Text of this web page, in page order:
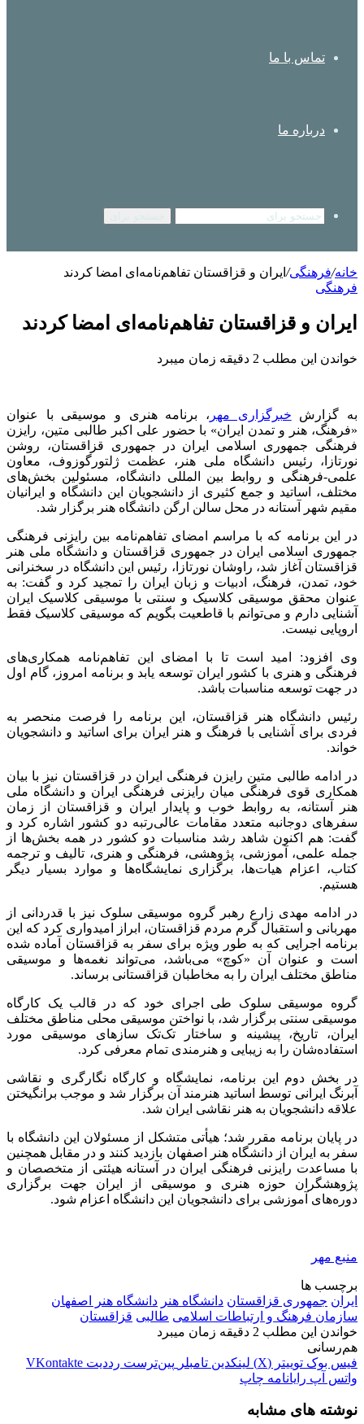
تماس با ما
درباره ما
خانه/فرهنگی/ ایران و قزاقستان تفاهم‌نامه‌ای امضا کردند
فرهنگی
ایران و قزاقستان تفاهم‌نامه‌ای امضا کردند
خواندن این مطلب 2 دقیقه زمان میبرد
به گزارش خبرگزاری مهر ، برنامه هنری و موسیقی با عنوان
«فرهنگ، هنر و تمدن ایران» با حضور علی اکبر طالبی متین، رایزن
فرهنگی جمهوری اسلامی ایران در جمهوری قزاقستان، روشن
نورتازا، رئیس دانشگاه ملی هنر، عظمت ژلتورگوزوف، معاون
علمی-فرهنگی و روابط بین المللی دانشگاه، مسئولین بخش‌های
مختلف، اساتید و جمع کثیری از دانشجویان این دانشگاه و ایرانیان
مقیم شهر آستانه در محل سالن ارگن دانشگاه هنر برگزار شد.
در این برنامه که با مراسم امضای تفاهم‌نامه بین رایزنی فرهنگی
جمهوری اسلامی ایران در جمهوری قزاقستان و دانشگاه ملی هنر
قزاقستان آغاز شد، راوشان نورتازا، رئیس این دانشگاه در سخنرانی
خود، تمدن، فرهنگ، ادبیات و زبان ایران را تمجید کرد و گفت: به
عنوان محقق موسیقی کلاسیک و سنتی با موسیقی کلاسیک ایران
آشنایی دارم و می‌توانم با قاطعیت بگویم که موسیقی کلاسیک فقط
اروپایی نیست.
وی افزود: امید است تا با امضای این تفاهم‌نامه همکاری‌های
فرهنگی و هنری با کشور ایران توسعه یابد و برنامه امروز، گام اول
در جهت توسعه مناسبات باشد.
رئیس دانشگاه هنر قزاقستان، این برنامه را فرصت منحصر به
فردی برای آشنایی با فرهنگ و هنر ایران برای اساتید و دانشجویان
خواند.
در ادامه طالبی متین رایزن فرهنگی ایران در قزاقستان نیز با بیان
همکاری قوی فرهنگی میان رایزنی فرهنگی ایران و دانشگاه ملی
هنر آستانه، به روابط خوب و پایدار ایران و قزاقستان از زمان
سفرهای دوجانبه متعدد مقامات عالی‌رتبه دو کشور اشاره کرد و
گفت: هم اکنون شاهد رشد مناسبات دو کشور در همه بخش‌ها از
جمله علمی، آموزشی، پژوهشی، فرهنگی و هنری، تالیف و ترجمه
کتاب، اعزام هیات‌ها، برگزاری نمایشگاه‌ها و موارد بسیار دیگر
هستیم.
در ادامه مهدی زارع رهبر گروه موسیقی سلوک نیز با قدردانی از
مهربانی و استقبال گرم مردم قزاقستان، ابراز امیدواری کرد که این
برنامه اجرایی که به طور ویژه برای سفر به قزاقستان آماده شده
است و عنوان آن «کوچ» می‌باشد، می‌تواند نغمه‌ها و موسیقی
مناطق مختلف ایران را به مخاطبان قزاقستانی برساند.
گروه موسیقی سلوک طی اجرای خود که در قالب یک کارگاه
موسیقی سنتی برگزار شد، با نواختن موسیقی محلی مناطق مختلف
ایران، تاریخ، پیشینه و ساختار تک‌تک سازهای موسیقی مورد
استفاده‌شان را به زیبایی و هنرمندی تمام معرفی کرد.
در بخش دوم این برنامه، نمایشگاه و کارگاه نگارگری و نقاشی
آبرنگ ایرانی توسط اساتید هنرمند آن برگزار شد و موجب برانگیختن
علاقه دانشجویان به هنر نقاشی ایران شد.
در پایان برنامه مقرر شد؛ هیأتی متشکل از مسئولان این دانشگاه با
سفر به ایران از دانشگاه هنر اصفهان بازدید کنند و در مقابل همچنین
با مساعدت رایزنی فرهنگی ایران در آستانه هیئتی از متخصصان و
پژوهشگران حوزه هنری و موسیقی از ایران جهت برگزاری
دوره‌های آموزشی برای دانشجویان این دانشگاه اعزام شود.
منبع مهر
برچسب ها
ایران جمهوری قزاقستان دانشگاه هنر دانشگاه هنر اصفهان
سازمان فرهنگ و ارتباطات اسلامی طالبی قزاقستان
خواندن این مطلب 2 دقیقه زمان میبرد
هم‌رسانی
فیس بوک توییتر (X) لینکدین ‫تامبلر ‫پین‌ترست ‫رددیت ‫VKontakte
واتس آپ رایانامه چاپ
نوشته های مشابه